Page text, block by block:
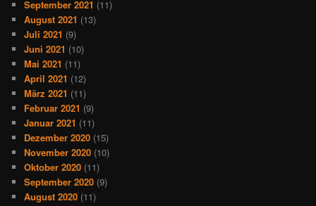
September 2021 (11)
August 2021 (13)
Juli 2021 (9)
Juni 2021 (10)
Mai 2021 (11)
April 2021 (12)
März 2021 (11)
Februar 2021 (9)
Januar 2021 (11)
Dezember 2020 (15)
November 2020 (10)
Oktober 2020 (11)
September 2020 (9)
August 2020 (11)